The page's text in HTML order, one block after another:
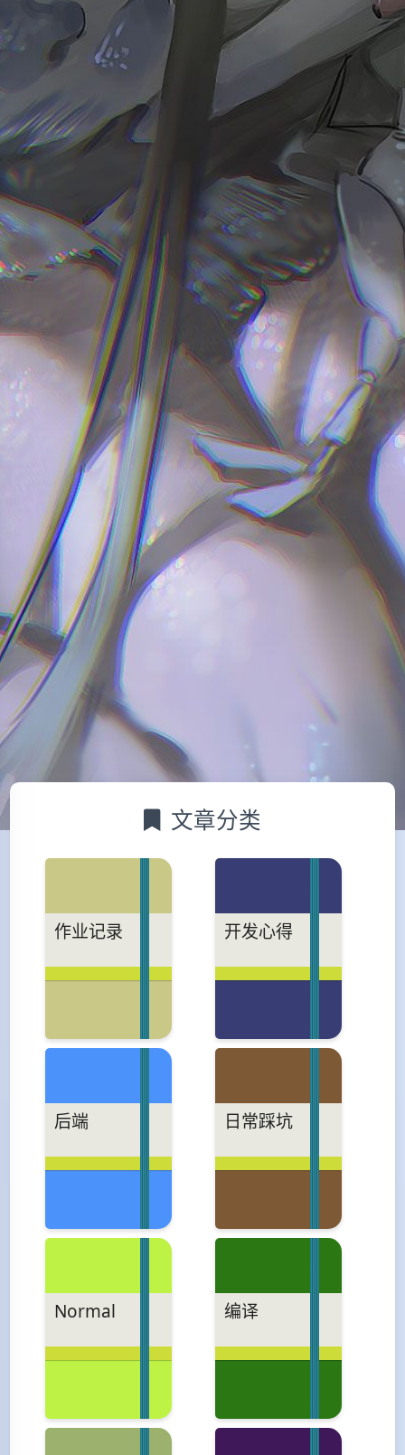
文章分类
作业记录 开发心得
后端 日常踩坑
Normal 编译